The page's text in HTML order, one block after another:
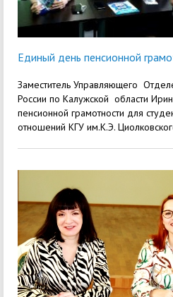
Единый день пенсионной
Заместитель Управляющего
России по Калужской области
пенсионной грамотности для
отношений КГУ им.К.Э.